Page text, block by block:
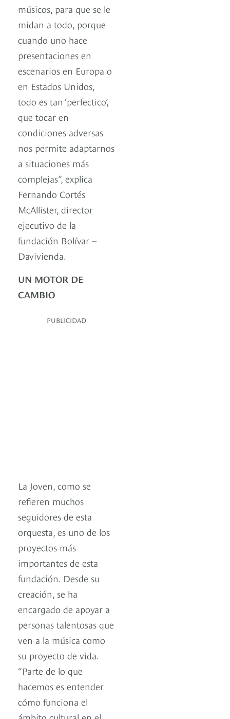
músicos, para que se le
midan a todo, porque
cuando uno hace
presentaciones en
escenarios en Europa o
en Estados Unidos,
todo es tan ‘perfectico’,
que tocar en
condiciones adversas
nos permite adaptarnos
a situaciones más
complejas”, explica
Fernando Cortés
McAllister, director
ejecutivo de la
fundación Bolívar –
Davivienda.
UN MOTOR DE
CAMBIO
PUBLICIDAD
La Joven, como se
refieren muchos
seguidores de esta
orquesta, es uno de los
proyectos más
importantes de esta
fundación. Desde su
creación, se ha
encargado de apoyar a
personas talentosas que
ven a la música como
su proyecto de vida.
“Parte de lo que
hacemos es entender
cómo funciona el